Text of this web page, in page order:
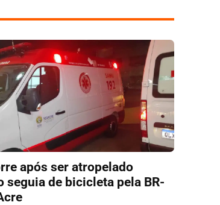
após ser atropelado
seguia de bicicleta pela BR-